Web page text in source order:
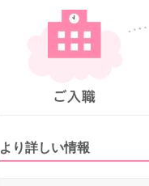
より詳しい情報